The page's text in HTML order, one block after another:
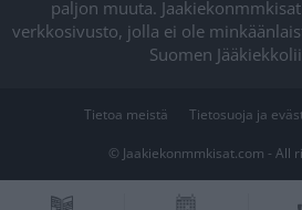
paljon muuta.
verkkosivusto, jolla ei ole
Suomen
Tietoa meistä Tietosuoja ja
© Jaakiekonmmkisat.com - All